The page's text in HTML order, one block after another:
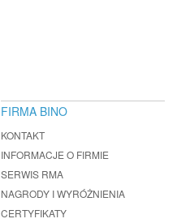
FIRMA BINO
KONTAKT
INFORMACJE O FIRMIE
SERWIS RMA
NAGRODY I WYRÓŻNIENIA
CERTYFIKATY